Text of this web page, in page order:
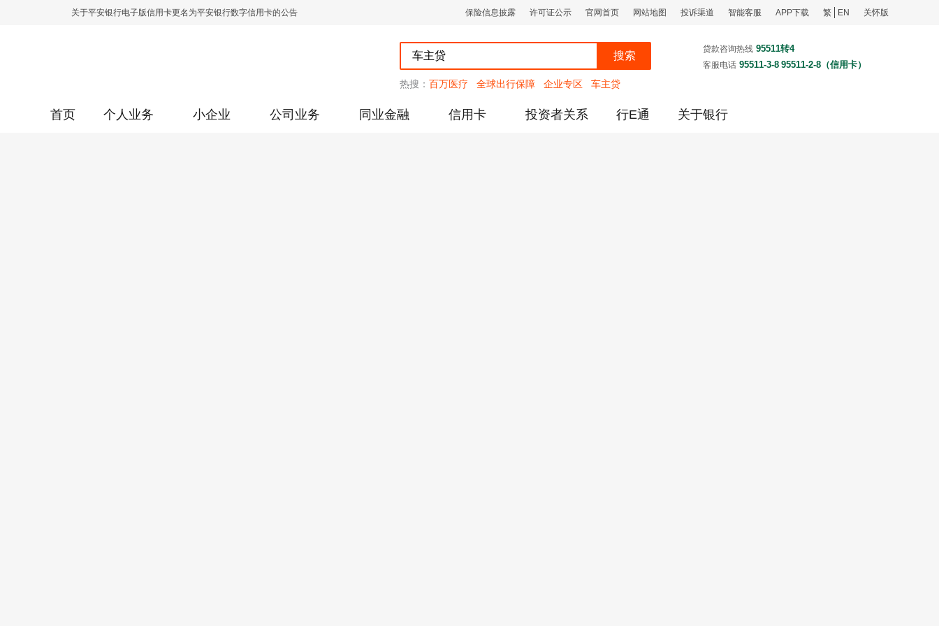
关于平安银行电子版信用卡更名为平安银行数字信用卡的公告
关于2021年劳动节期间代理贵金属业务风险提示的通知
保险信息披露 许可证公示 官网首页 网站地图 投诉渠道 智能客服 APP下载 繁 EN 关怀版
搜索
贷款咨询热线 95511转4
客服电话 95511-3-8 95511-2-8（信用卡）
热搜： 百万医疗 全球出行保障 企业专区 车主贷
首页 个人业务 小企业 公司业务 同业金融 信用卡 投资者关系 行E通 关于银行